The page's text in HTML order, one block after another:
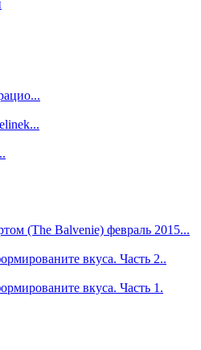
(The Balvenie) февраль 2015...
вкуса. Часть 2..
вкуса. Часть 1.